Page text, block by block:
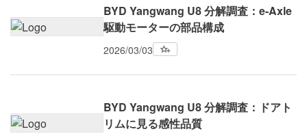
BYD Yangwang U8 分解調査：e-Axle
駆動モーターの部品構成
2026/03/03
BYD Yangwang U8 分解調査：ドアト
リムに見る感性品質